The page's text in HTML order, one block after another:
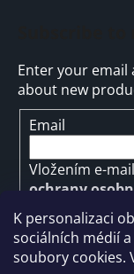
K personalizaci
sociálních médií
soubory cookies.
Enter your email
about new
Email
Vložením e-
ochrany
SUBSCRIBE